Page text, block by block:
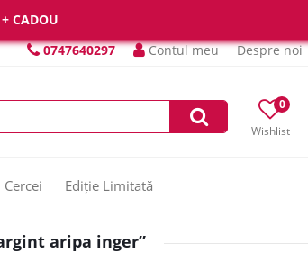
CADOU
0747640297
Contul meu Despre noi
Wishlist
0
Cercei Ediție Limitată
aripa inger”